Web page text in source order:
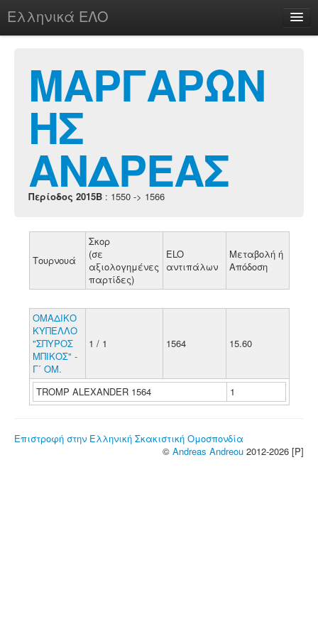
Ελληνικά ΕΛΟ
chesstu.be @ discord
Login
ΜΑΡΓΑΡΩΝ
ΗΣ
ΑΝΔΡΕΑΣ
Περίοδος 2015B : 1550 -> 1566
Τουρνουά
Σκορ
(σε
αξιολογημένες
παρτίδες)
ELO
αντιπάλων
Μεταβολή ή
Απόδοση
ΟΜΑΔΙΚΟ
ΚΥΠΕΛΛΟ
"ΣΠΥΡΟΣ
ΜΠΙΚΟΣ" -
Γ΄ ΟΜ.
1 / 1 1564 15.60
TROMP ALEXANDER 1564 1
Επιστροφή στην Ελληνική Σκακιστική Ομοσπονδία
© Andreas Andreou 2012-2026 [P]